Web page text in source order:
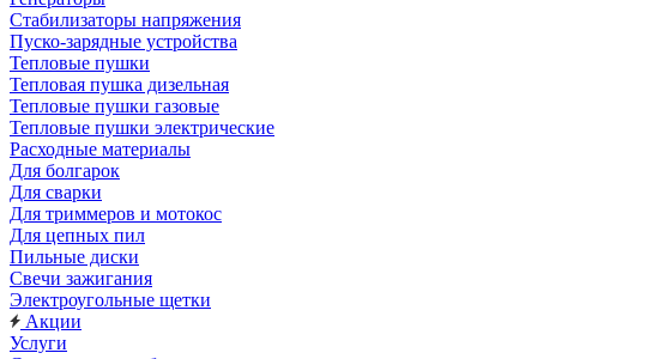
Стабилизаторы напряжения
Пуско-зарядные устройства
Тепловые пушки
Тепловая пушка дизельная
Тепловые пушки газовые
Тепловые пушки электрические
Расходные материалы
Для болгарок
Для сварки
Для триммеров и мотокос
Для цепных пил
Пильные диски
Свечи зажигания
Электроугольные щетки
Акции
Услуги